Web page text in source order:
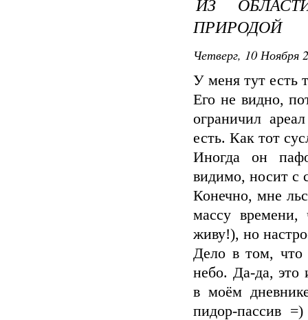
ПРИРОДОЙ
Четверг, 10 Ноября
У меня тут есть
Его не видно,
ограничил
есть. Как тот
Иногда он
видимо, носит с
Конечно, мне
массу времени,
живу!), но
Дело в том, что
небо. Да-да, это
в моём
пидор-пассив